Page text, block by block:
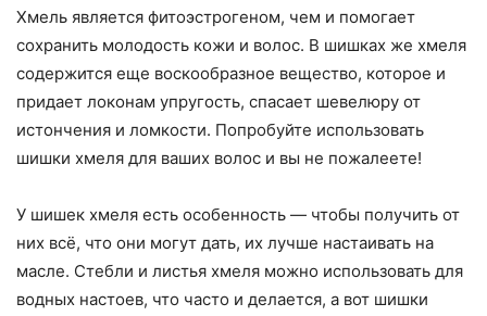
Хмель является фитоэстрогеном, чем и помогает
сохранить молодость кожи и волос. В шишках же хмеля
содержится еще воскообразное вещество, которое и
придает локонам упругость, спасает шевелюру от
истончения и ломкости. Попробуйте использовать
шишки хмеля для ваших волос и вы не пожалеете!
У шишек хмеля есть особенность — чтобы получить от
них всё, что они могут дать, их лучше настаивать на
масле. Стебли и листья хмеля можно использовать для
водных настоев, что часто и делается, а вот шишки